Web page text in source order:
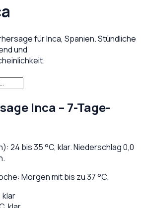
fürInca, Spanien. Stündliche
und
Inca – 7-Tage-
): 24 bis35°C, klar. Niederschlag0,0
Morgen mit bis zu 37 °C.
klar